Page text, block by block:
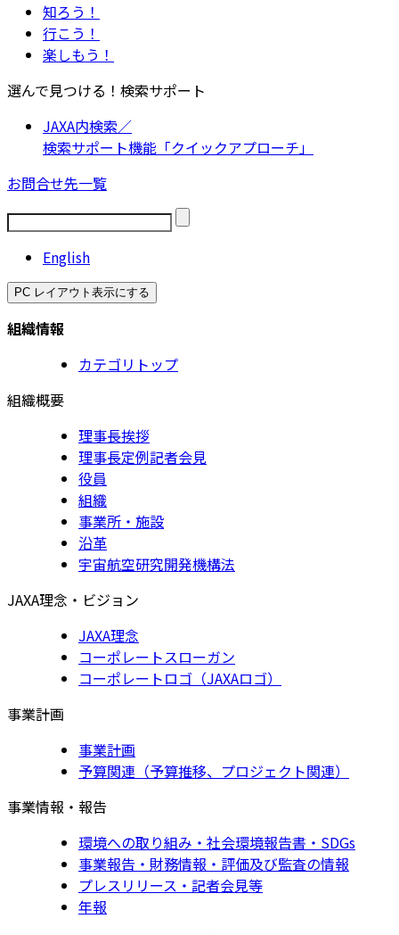
知ろう！
行こう！
楽しもう！
選んで見つける！検索サポート
JAXA内検索／
検索サポート機能「クイックアプローチ」
お問合せ先一覧
English
PC レイアウト表示にする
組織情報
カテゴリトップ
組織概要
理事長挨拶
理事長定例記者会見
役員
組織
事業所・施設
沿革
宇宙航空研究開発機構法
JAXA理念・ビジョン
JAXA理念
コーポレートスローガン
コーポレートロゴ（JAXAロゴ）
事業計画
事業計画
予算関連（予算推移、プロジェクト関連）
事業情報・報告
環境への取り組み・社会環境報告書・SDGs
事業報告・財務情報・評価及び監査の情報
プレスリリース・記者会見等
年報